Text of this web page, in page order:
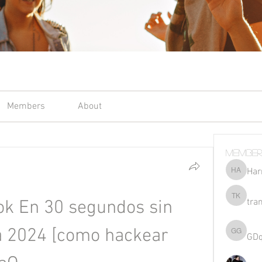
Members About
En 30 segundos sin
2024 [como hackear
Harriet
tran khoa